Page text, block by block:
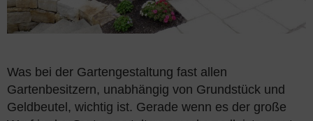
Was bei der Gartengestaltung fast allen
Gartenbesitzern, unabhängig von Grundstück und
Geldbeutel, wichtig ist. Gerade wenn es der große